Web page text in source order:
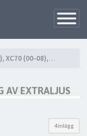
Toggle
08), XC90 (03-14)
AV EXTRALJUS
4 inlägg